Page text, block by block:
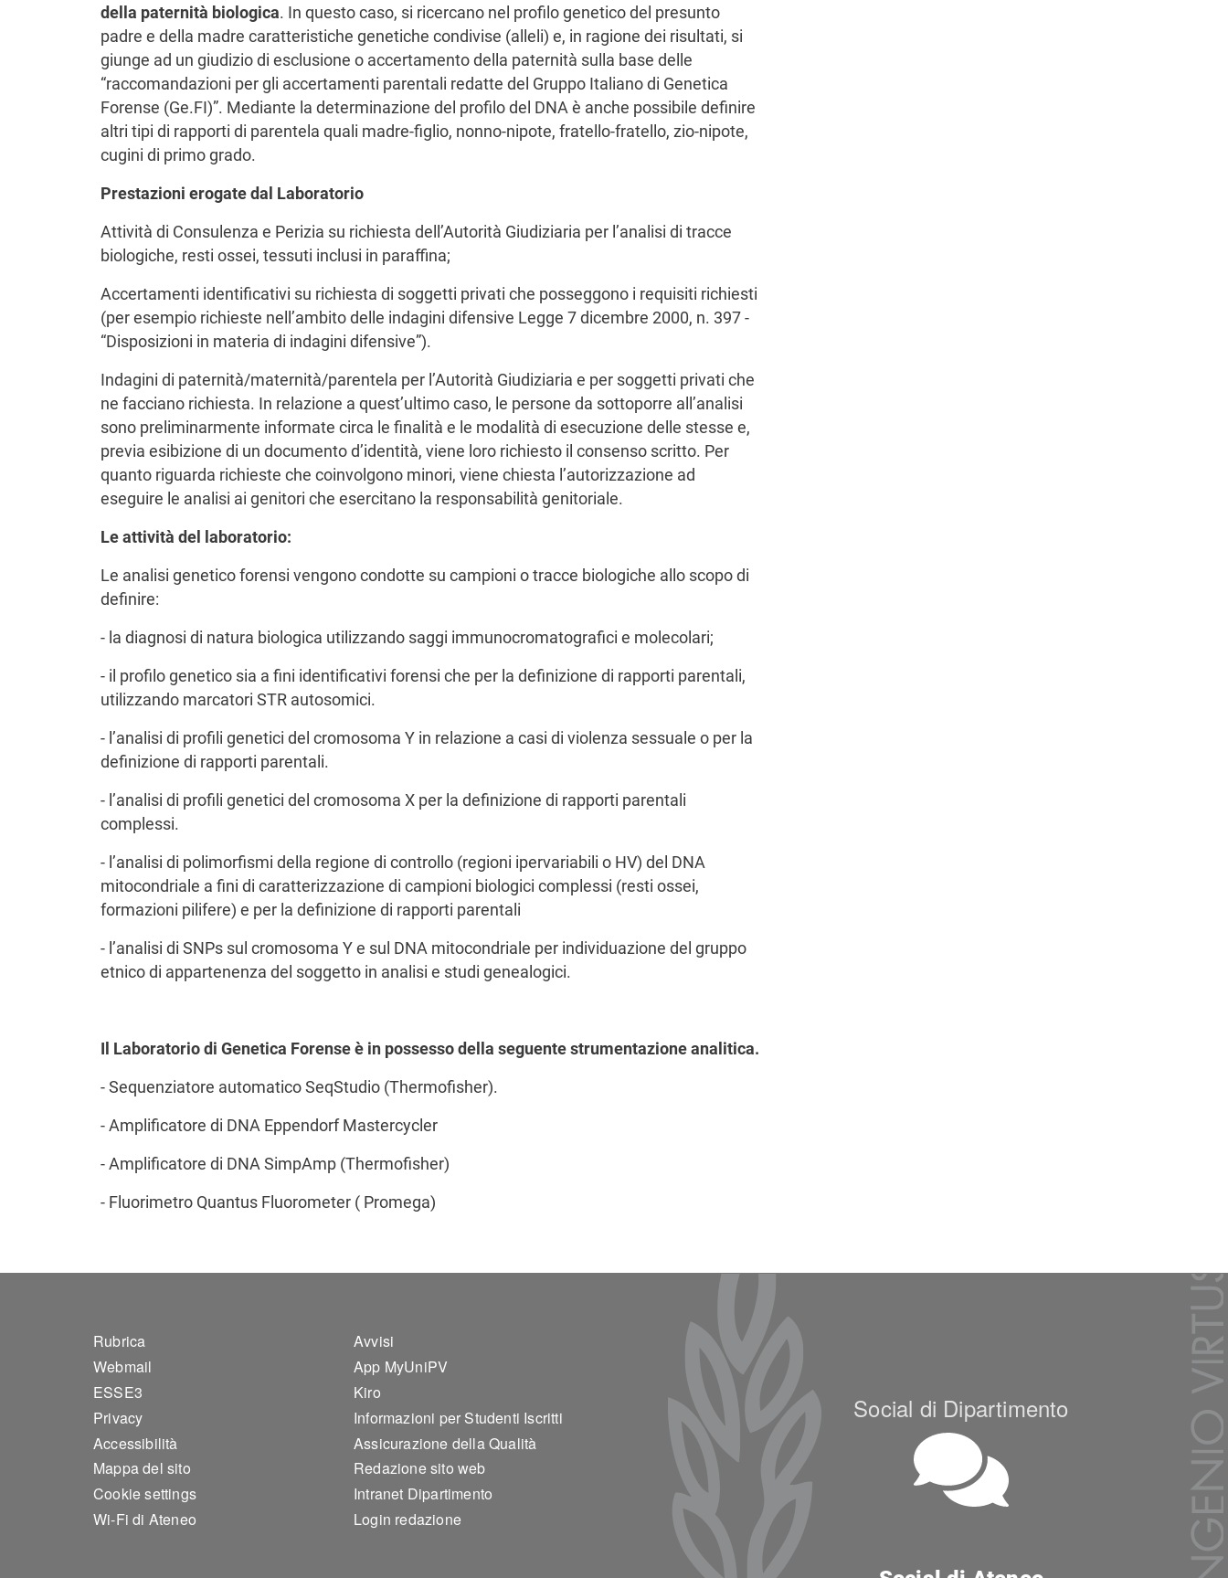
della paternità biologica. In questo caso, si ricercano nel profilo genetico del presunto
padre e della madre caratteristiche genetiche condivise (alleli) e, in ragione dei risultati, si
giunge ad un giudizio di esclusione o accertamento della paternità sulla base delle
“raccomandazioni per gli accertamenti parentali redatte del Gruppo Italiano di Genetica
Forense (Ge.FI)”. Mediante la determinazione del profilo del DNA è anche possibile definire
altri tipi di rapporti di parentela quali madre-figlio, nonno-nipote, fratello-fratello, zio-nipote,
cugini di primo grado.
Prestazioni erogate dal Laboratorio
Attività di Consulenza e Perizia su richiesta dell’Autorità Giudiziaria per l’analisi di tracce
biologiche, resti ossei, tessuti inclusi in paraffina;
Accertamenti identificativi su richiesta di soggetti privati che posseggono i requisiti richiesti
(per esempio richieste nell’ambito delle indagini difensive Legge 7 dicembre 2000, n. 397 -
“Disposizioni in materia di indagini difensive”).
Indagini di paternità/maternità/parentela per l’Autorità Giudiziaria e per soggetti privati che
ne facciano richiesta. In relazione a quest’ultimo caso, le persone da sottoporre all’analisi
sono preliminarmente informate circa le finalità e le modalità di esecuzione delle stesse e,
previa esibizione di un documento d’identità, viene loro richiesto il consenso scritto. Per
quanto riguarda richieste che coinvolgono minori, viene chiesta l’autorizzazione ad
eseguire le analisi ai genitori che esercitano la responsabilità genitoriale.
Le attività del laboratorio:
Le analisi genetico forensi vengono condotte su campioni o tracce biologiche allo scopo di
definire:
- la diagnosi di natura biologica utilizzando saggi immunocromatografici e molecolari;
- il profilo genetico sia a fini identificativi forensi che per la definizione di rapporti parentali,
utilizzando marcatori STR autosomici.
- l’analisi di profili genetici del cromosoma Y in relazione a casi di violenza sessuale o per la
definizione di rapporti parentali.
- l’analisi di profili genetici del cromosoma X per la definizione di rapporti parentali
complessi.
- l’analisi di polimorfismi della regione di controllo (regioni ipervariabili o HV) del DNA
mitocondriale a fini di caratterizzazione di campioni biologici complessi (resti ossei,
formazioni pilifere) e per la definizione di rapporti parentali
- l’analisi di SNPs sul cromosoma Y e sul DNA mitocondriale per individuazione del gruppo
etnico di appartenenza del soggetto in analisi e studi genealogici.
Il Laboratorio di Genetica Forense è in possesso della seguente strumentazione analitica.
- Sequenziatore automatico SeqStudio (Thermofisher).
- Amplificatore di DNA Eppendorf Mastercycler
- Amplificatore di DNA SimpAmp (Thermofisher)
- Fluorimetro Quantus Fluorometer ( Promega)
Footer 1
Rubrica
Webmail
ESSE3
Privacy
Accessibilità
Mappa del sito
Cookie settings
Wi-Fi di Ateneo
Footer 2
Avvisi
App MyUniPV
Kiro
Informazioni per Studenti Iscritti
Assicurazione della Qualità
Redazione sito web
Intranet Dipartimento
Login redazione
Social di Dipartimento